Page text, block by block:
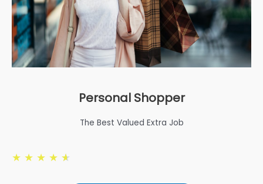
Personal Shopper
The Best Valued Extra Job
★ ★ ★ ★ ★